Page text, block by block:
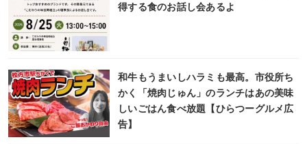
得する食のお話し会あるよ
和牛もうまいしハラミも最高。市役所ち
かく「焼肉じゅん」のランチはあの美味
しいごはん食べ放題【ひらつーグルメ広
告】